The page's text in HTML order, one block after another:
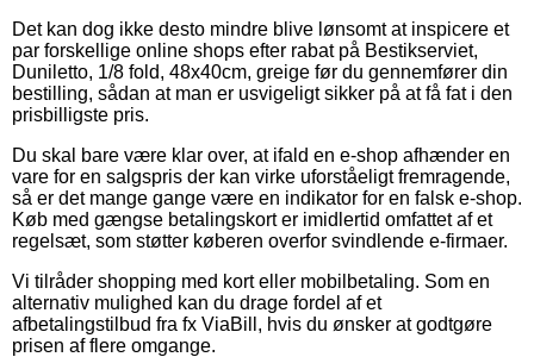
Det kan dog ikke desto mindre blive lønsomt at inspicere et
par forskellige online shops efter rabat på Bestikserviet,
Duniletto, 1/8 fold, 48x40cm, greige før du gennemfører din
bestilling, sådan at man er usvigeligt sikker på at få fat i den
prisbilligste pris.
Du skal bare være klar over, at ifald en e-shop afhænder en
vare for en salgspris der kan virke uforståeligt fremragende,
så er det mange gange være en indikator for en falsk e-shop.
Køb med gængse betalingskort er imidlertid omfattet af et
regelsæt, som støtter køberen overfor svindlende e-firmaer.
Vi tilråder shopping med kort eller mobilbetaling. Som en
alternativ mulighed kan du drage fordel af et
afbetalingstilbud fra fx ViaBill, hvis du ønsker at godtgøre
prisen af flere omgange.